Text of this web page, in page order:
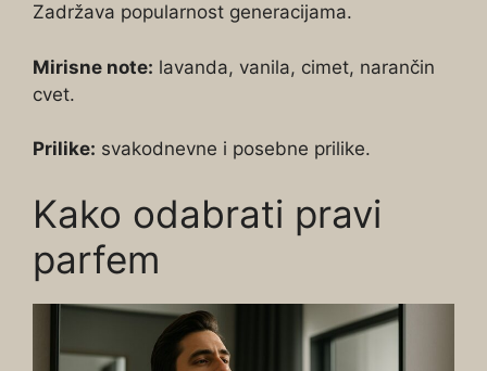
Zadržava popularnost generacijama.
Mirisne note: lavanda, vanila, cimet, narančin
cvet.
Prilike: svakodnevne i posebne prilike.
Kako odabrati pravi
parfem